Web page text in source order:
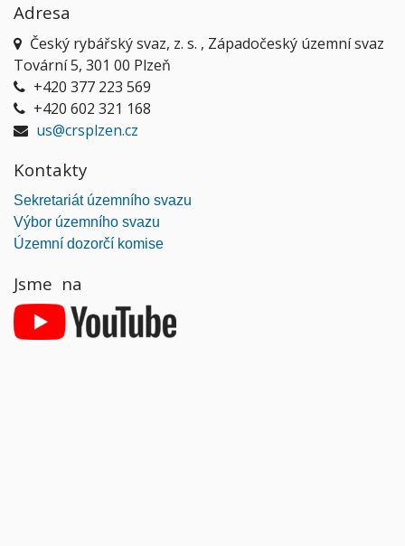
Adresa
Český rybářský svaz, z. s. , Západočeský územní svaz
Tovární 5, 301 00 Plzeň
+420 377 223 569
+420 602 321 168
us@crsplzen.cz
Kontakty
Sekretariát územního svazu
Výbor územního svazu
Územní dozorčí komise
Jsme na